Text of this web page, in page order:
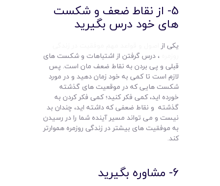
5- از نقاط ضعف و شکست
های خود درس بگیرید
یکی از
، درس گرفتن از اشتباهات و شکست های
قبلی و پی بردن به نقاط ضعف مان است. پس
لازم است تا کمی به خود زمان دهید و در مورد
شکست هایی که در موقعیت های گذشته
خورده اید، کمی فکر کنید؛ کمی فکر کردن به
گذشته و نقاط ضعفی که داشته اید، چندان بد
نیست و می تواند مسیر آینده شما را در رسیدن
به موفقیت های بیشتر در زندگی روزمره هموارتر
کند.
6- مشاوره بگیرید